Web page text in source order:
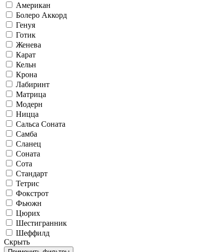
Американ
Болеро Аккорд
Генуя
Готик
Женева
Карат
Кельн
Крона
Лабиринт
Матрица
Модерн
Ницца
Сальса Соната
Самба
Сланец
Соната
Сота
Стандарт
Тетрис
Фокстрот
Фьюжн
Цюрих
Шестигранник
Шеффилд
Скрыть